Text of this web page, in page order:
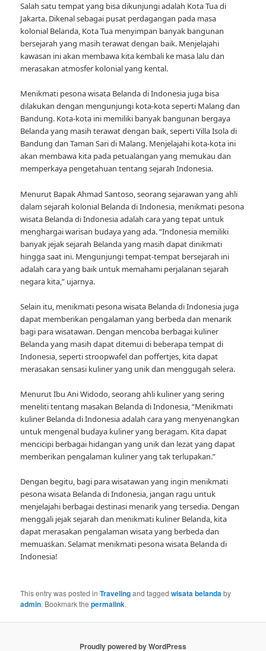
Salah satu tempat yang bisa dikunjungi adalah Kota Tua di
Jakarta. Dikenal sebagai pusat perdagangan pada masa
kolonial Belanda, Kota Tua menyimpan banyak bangunan
bersejarah yang masih terawat dengan baik. Menjelajahi
kawasan ini akan membawa kita kembali ke masa lalu dan
merasakan atmosfer kolonial yang kental.
Menikmati pesona wisata Belanda di Indonesia juga bisa
dilakukan dengan mengunjungi kota-kota seperti Malang dan
Bandung. Kota-kota ini memiliki banyak bangunan bergaya
Belanda yang masih terawat dengan baik, seperti Villa Isola di
Bandung dan Taman Sari di Malang. Menjelajahi kota-kota ini
akan membawa kita pada petualangan yang memukau dan
memperkaya pengetahuan tentang sejarah Indonesia.
Menurut Bapak Ahmad Santoso, seorang sejarawan yang ahli
dalam sejarah kolonial Belanda di Indonesia, menikmati pesona
wisata Belanda di Indonesia adalah cara yang tepat untuk
menghargai warisan budaya yang ada. “Indonesia memiliki
banyak jejak sejarah Belanda yang masih dapat dinikmati
hingga saat ini. Mengunjungi tempat-tempat bersejarah ini
adalah cara yang baik untuk memahami perjalanan sejarah
negara kita,” ujarnya.
Selain itu, menikmati pesona wisata Belanda di Indonesia juga
dapat memberikan pengalaman yang berbeda dan menarik
bagi para wisatawan. Dengan mencoba berbagai kuliner
Belanda yang masih dapat ditemui di beberapa tempat di
Indonesia, seperti stroopwafel dan poffertjes, kita dapat
merasakan sensasi kuliner yang unik dan menggugah selera.
Menurut Ibu Ani Widodo, seorang ahli kuliner yang sering
meneliti tentang masakan Belanda di Indonesia, “Menikmati
kuliner Belanda di Indonesia adalah cara yang menyenangkan
untuk mengenal budaya kuliner yang beragam. Kita dapat
mencicipi berbagai hidangan yang unik dan lezat yang dapat
memberikan pengalaman kuliner yang tak terlupakan.”
Dengan begitu, bagi para wisatawan yang ingin menikmati
pesona wisata Belanda di Indonesia, jangan ragu untuk
menjelajahi berbagai destinasi menarik yang tersedia. Dengan
menggali jejak sejarah dan menikmati kuliner Belanda, kita
dapat merasakan pengalaman wisata yang berbeda dan
memuaskan. Selamat menikmati pesona wisata Belanda di
Indonesia!
This entry was posted inTravelingand taggedwisata belandaby
admin. Bookmark thepermalink.
Proudly powered by WordPress